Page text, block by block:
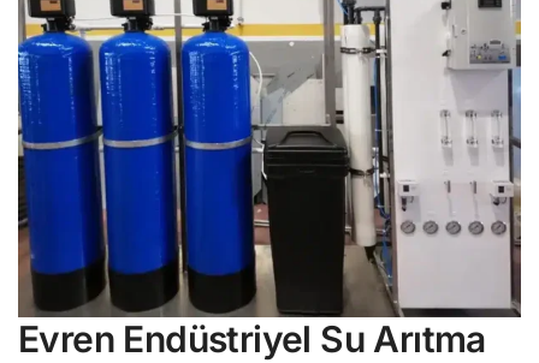
Evren Endüstriyel Su Arıtma